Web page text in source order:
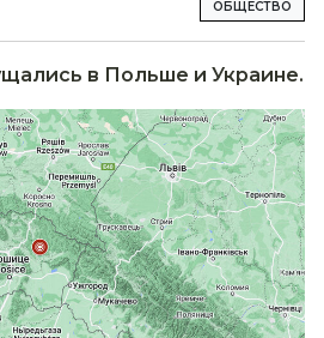
ОБЩЕСТВО
в Польше и Украине.